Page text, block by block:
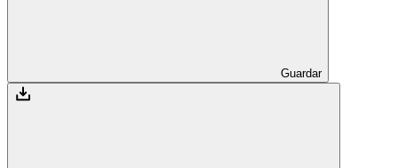
Guardar